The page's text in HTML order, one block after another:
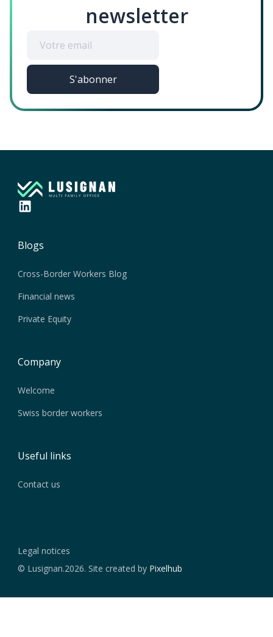
newsletter
Blogs
Cross-Border Workers Blog
Financial news
Private Equity
Company
Welcome
Swiss border workers
Useful links
Contact us
© Lusignan.2026. Site created by Pixelhub
Legal notices